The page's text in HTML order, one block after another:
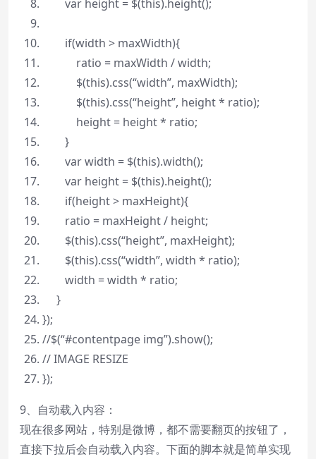
var height = $(this).height();
if(width > maxWidth){
ratio = maxWidth / width;
$(this).css(“width”, maxWidth);
$(this).css(“height”, height * ratio);
height = height * ratio;
}
varwidth = $(this).width();
var height = $(this).height();
if(height > maxHeight){
ratio = maxHeight / height;
$(this).css(“height”, maxHeight);
$(this).css(“width”, width * ratio);
width = width * ratio;
}
});
//$(“#contentpage img”).show();
// IMAGE RESIZE
});
9、自动载入内容：
现在很多网站，特别是微博，都不需要翻页的按钮了，
直接下拉后会自动载入内容。下面的脚本就是简单实现